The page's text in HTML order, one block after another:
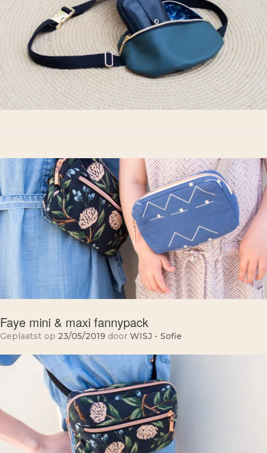
Faye mini & maxi fannypack
Geplaatst op 23/05/2019 door WISJ - Sofie